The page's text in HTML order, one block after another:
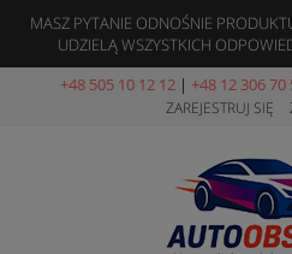
MASZ PYTANIE ODNOŚNIE
UDZIELĄ WSZYSTKICH
+48 505 10 12 12 | +48 12 306 70
ZAREJESTRUJ SIĘ